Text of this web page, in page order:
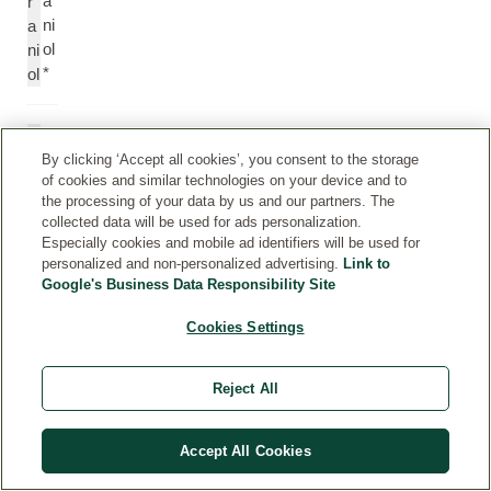
a
ni
ol
ni
ol
*
CC
itr
al
*
K
u
in
By clicking ‘Accept all cookies’, you consent to the storage
of cookies and similar technologies on your device and to
the processing of your data by us and our partners. The
collected data will be used for ads personalization.
Especially cookies and mobile ad identifiers will be used for
personalized and non-personalized advertising. Link to
Google's Business Data Responsibility Site
Cookies Settings
Reject All
Accept All Cookies